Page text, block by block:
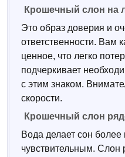
Крошечный слон на
Это образ доверия и
ответственности. Вам
ценное, что легко
подчеркивает
с этим знаком.
скорости.
Крошечный слон
Вода делает сон
чувствительным. Слон